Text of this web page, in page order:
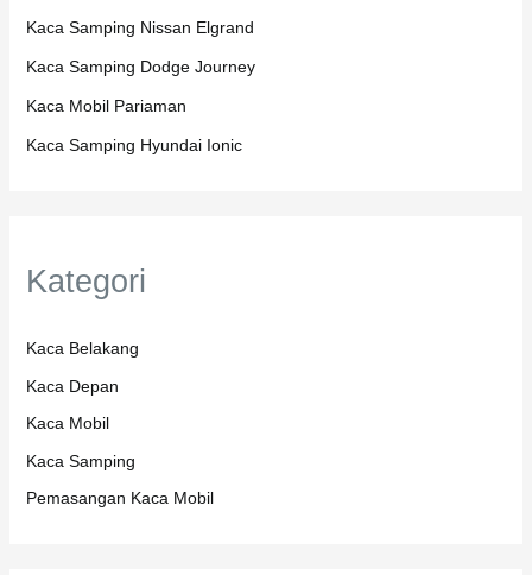
Kaca Samping Nissan Elgrand
Kaca Samping Dodge Journey
Kaca Mobil Pariaman
Kaca Samping Hyundai Ionic
Kategori
Kaca Belakang
Kaca Depan
Kaca Mobil
Kaca Samping
Pemasangan Kaca Mobil